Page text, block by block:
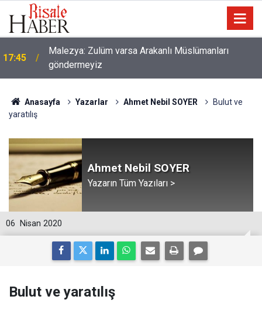
17:45
Malezya: Zulüm varsa Arakanlı Müslümanları
göndermeyiz
Anasayfa Yazarlar Ahmet Nebil SOYER
Bulut ve
yaratılış
Ahmet Nebil SOYER
Yazarın Tüm Yazıları >
06 Nisan 2020
Bulut ve yaratılış